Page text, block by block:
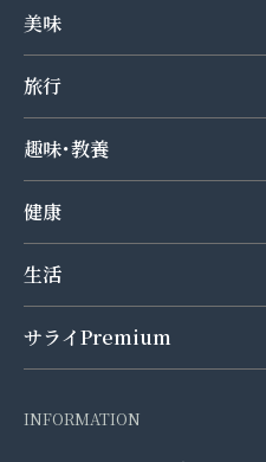
美味
旅行
趣味･教養
健康
生活
サライPremium
INFORMATION